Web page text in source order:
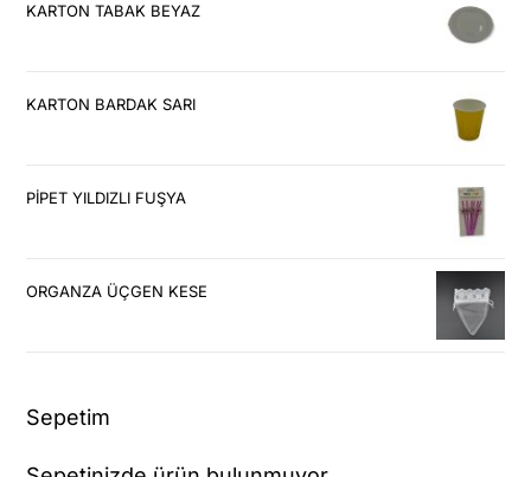
KARTON TABAK BEYAZ
KARTON BARDAK SARI
PİPET YILDIZLI FUŞYA
ORGANZA ÜÇGEN KESE
Sepetim